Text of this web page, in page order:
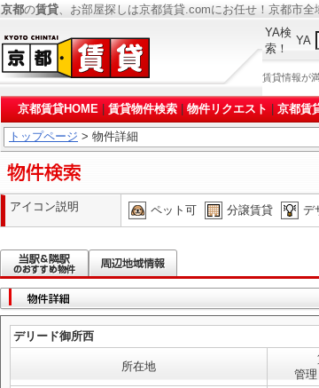
京都の賃貸、お部屋探しは京都賃貸.comにお任せ！京都市
YA検
索！
YA
賃貸情報が
京都賃貸HOME 賃貸物件検索 物件リクエスト 京都賃
トップページ > 物件詳細
アイコン説明 ペット可 分譲賃貸 デ
デリード御所西
所在地
管